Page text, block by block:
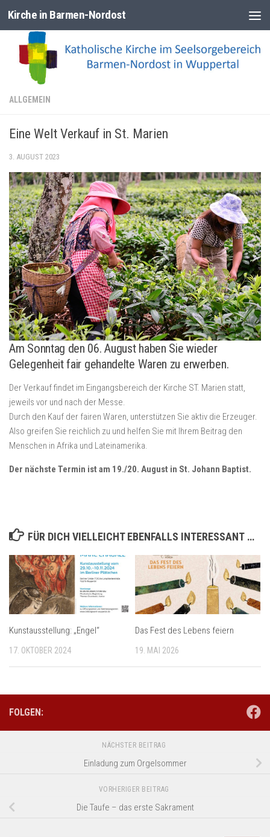
Zum Inhalt springen
Kirche in Barmen-Nordost
ALLGEMEIN
Eine Welt Verkauf in St. Marien
3. AUGUST 2023
Am Sonntag den 06. August haben Sie wieder
Gelegenheit fair gehandelte Waren zu erwerben.
Der Verkauf findet im Eingangsbereich der Kirche ST. Marien statt,
jeweils vor und nach der Messe.
Durch den Kauf der fairen Waren, unterstützen Sie aktiv die Erzeuger.
Also greifen Sie reichlich zu und helfen Sie mit Ihrem Beitrag den
Menschen in Afrika und Lateinamerika.
Der nächste Termin ist am 19./20. August in St. Johann Baptist.
FÜR DICH VIELLEICHT EBENFALLS INTERESSANT …
Kunstausstellung: „Engel“
17. OKTOBER 2024
Das Fest des Lebens feiern
19. MAI 2026
FOLGEN:
NÄCHSTER BEITRAG
Einladung zum Orgelsommer
VORHERIGER BEITRAG
Die Taufe – das erste Sakrament